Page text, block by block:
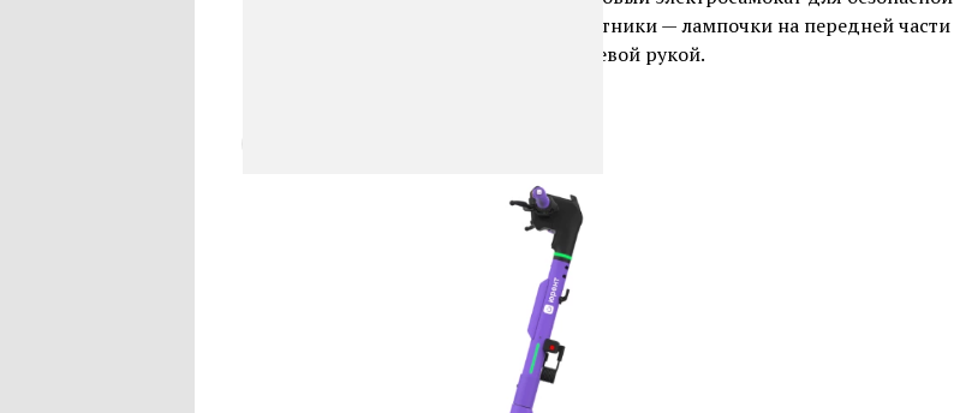
езды по городу. У модели есть поворотники — лампочки на передней части
ручек, которые удобно переключать левой рукой.